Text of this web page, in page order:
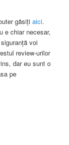
găsiţiaici.
e chiar necesar,
voi
review-urilor
dar eu sunt o
pe